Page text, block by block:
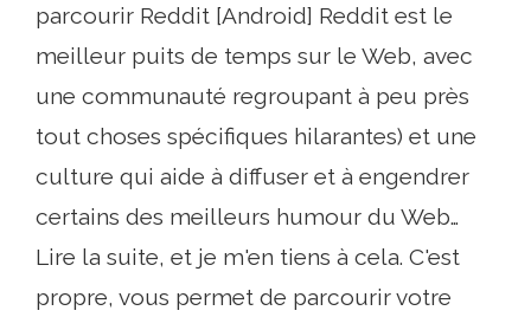
parcourir Reddit [Android] Reddit est le
meilleur puits de temps sur le Web, avec
une communauté regroupant à peu près
tout choses spécifiques hilarantes) et une
culture qui aide à diffuser et à engendrer
certains des meilleurs humour du Web…
Lire la suite, et je m'en tiens à cela. C'est
propre, vous permet de parcourir votre